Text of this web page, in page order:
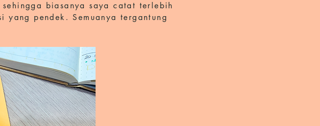
biasanya saya catat terlebih
pendek. Semuanya tergantung